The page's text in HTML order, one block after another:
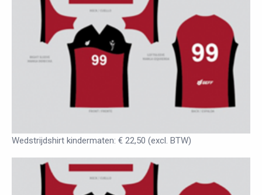
Wedstrijdshirt kindermaten: € 22,50 (excl. BTW)